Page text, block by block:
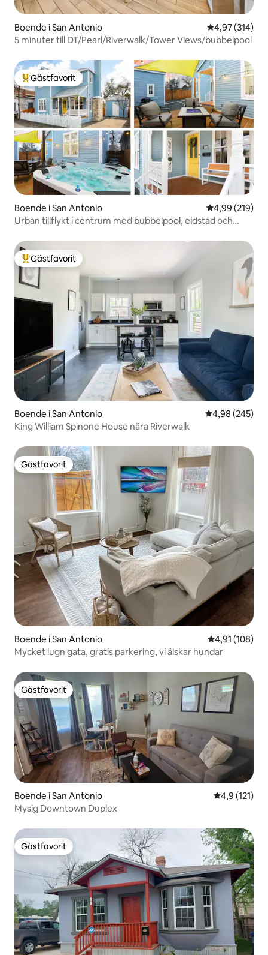
Boende i San Antonio 4,97 av 5 i
4,97 (314)
5 minuter till DT/Pearl/Riverwalk/Tower Views/bubbelpool
Populär gästfavorit
Gästfavorit
Boende i San Antonio 4,99 av 5 i
4,99 (219)
Urban tillflykt i centrum med bubbelpool, eldstad och
Populär gästfavorit
Gästfavorit
Boende i San Antonio 4,98 av 5 i
4,98 (245)
King William Spinone House nära Riverwalk
Gästfavorit
Gästfavorit
Boende i San Antonio 4,91 av 5 i
4,91 (108)
Mycket lugn gata, gratis parkering, vi älskar hundar
Gästfavorit
Gästfavorit
Boende i San Antonio 4,9 av 5 i
4,9 (121)
Mysig Downtown Duplex
Gästfavorit
Gästfavorit